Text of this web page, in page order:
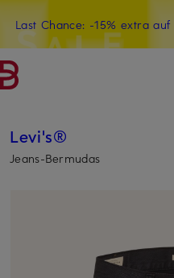
ZUM HAUPTINHALT
Last Chance: -15% extra auf
15€-
Levi's®
Jeans-Bermudas